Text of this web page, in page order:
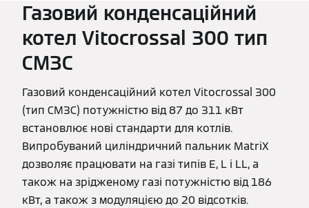
Газовий конденсаційний
котел Vitocrossal 300 тип
CM3C
Газовий конденсаційний котел Vitocrossal 300
(тип CM3C) потужністю від 87 до 311 кВт
встановлює нові стандарти для котлів.
Випробуваний циліндричний пальник MatriX
дозволяє працювати на газі типів E, L і LL, а
також на зрідженому газі потужністю від 186
кВт, а також з модуляцією до 20 відсотків.